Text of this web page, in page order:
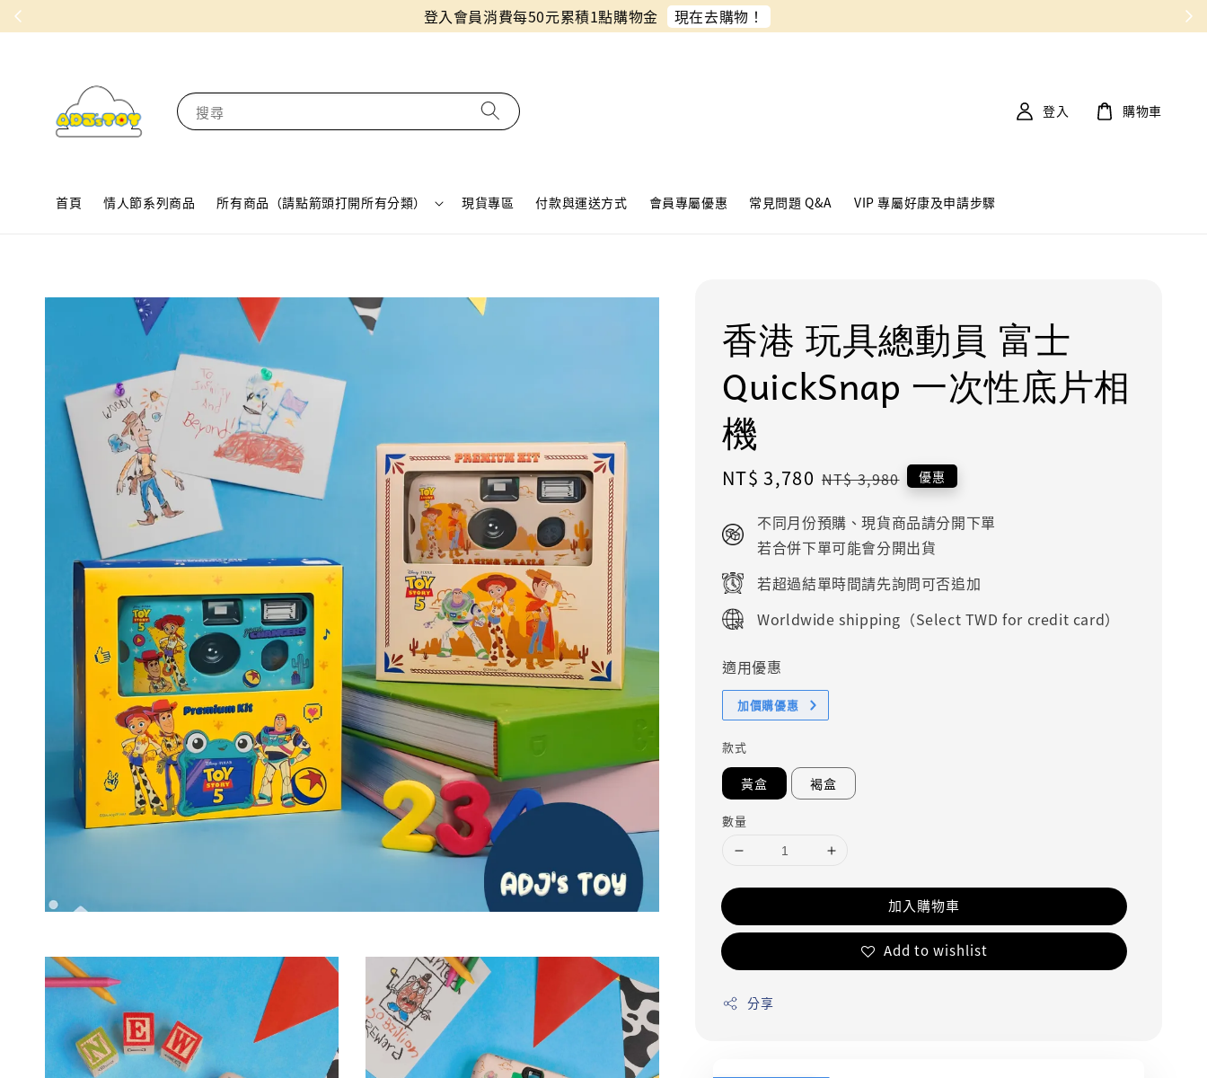
同月份預購單免費合併！只需付一筆運費
搜尋
首頁 情人節系列商品 所有商品（請點箭頭打開所有分類） 現貨專區 付款與運送方式 會員專屬優惠 常見問題 Q&A VIP 專屬好康及申請步驟
登入 購物車
香港 玩具總動員 富士
QuickSnap 一次性底片相
機
Sale
NT$ 3,780 Regular
NT$ 3,980 優惠
不同月份預購、現貨商品請分開下單
若合併下單可能會分開出貨
若超過結單時間請先詢問可否追加
Worldwide shipping（Select TWD for credit card）
適用優惠
加價購優惠
款式
黃盒 褐盒
數量
加入購物車
Add to wishlist
分享